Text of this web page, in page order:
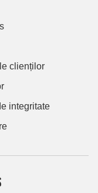
clienților
integritate